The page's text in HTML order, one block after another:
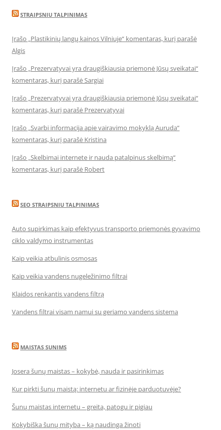
STRAIPSNIU TALPINIMAS
Įrašo „Plastikinių langų kainos Vilniuje“ komentaras, kurį parašė
Algis
Įrašo „Prezervatyvai yra draugiškiausia priemonė Jūsų sveikatai“
komentaras, kurį parašė Sargiai
Įrašo „Prezervatyvai yra draugiškiausia priemonė Jūsų sveikatai“
komentaras, kurį parašė Prezervatyvai
Įrašo „Svarbi informacija apie vairavimo mokyklą Auruda“
komentaras, kurį parašė Kristina
Įrašo „Skelbimai internete ir nauda patalpinus skelbimą“
komentaras, kurį parašė Robert
SEO STRAIPSNIU TALPINIMAS
Auto supirkimas kaip efektyvus transporto priemonės gyvavimo
ciklo valdymo instrumentas
Kaip veikia atbulinis osmosas
Kaip veikia vandens nugeležinimo filtrai
Klaidos renkantis vandens filtrą
Vandens filtrai visam namui su geriamo vandens sistema
MAISTAS SUNIMS
Josera šunų maistas – kokybė, nauda ir pasirinkimas
Kur pirkti šunų maistą: internetu ar fizinėje parduotuvėje?
Šunų maistas internetu – greita, patogu ir pigiau
Kokybiška šunų mityba – ką naudinga žinoti